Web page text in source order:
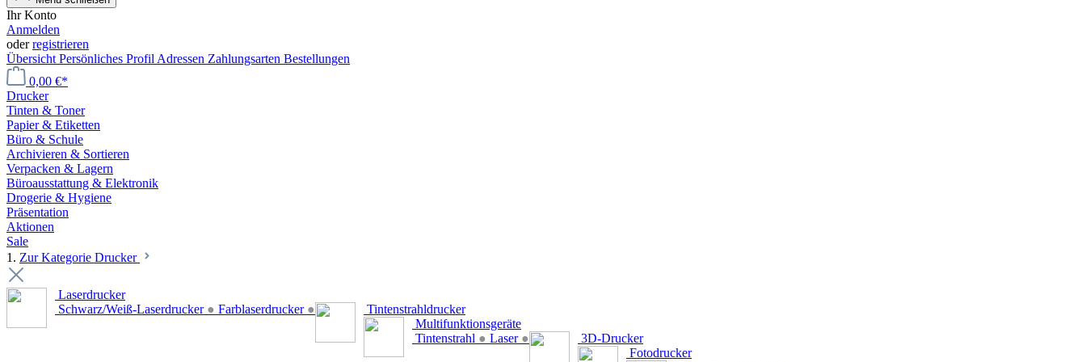
Ihr Konto
Anmelden
oderregistrieren
Übersicht Persönliches Profil Adressen Zahlungsarten Bestellungen
0,00 €*
Drucker
Tinten & Toner
Papier & Etiketten
Büro & Schule
Archivieren & Sortieren
Verpacken & Lagern
Büroausstattung & Elektronik
Drogerie & Hygiene
Präsentation
Aktionen
Sale
1. Zur Kategorie Drucker
Laserdrucker
Schwarz/Weiß-Laserdrucker ● Farblaserdrucker ●
Tintenstrahldrucker
Multifunktionsgeräte
Tintenstrahl ● Laser ●
3D-Drucker
Fotodrucker